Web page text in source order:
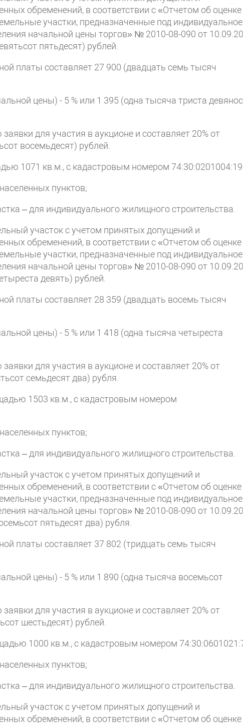
обременений, в соответствии с «Отчетом об оценке
участки, предназначенные под индивидуальное
начальной цены торгов» № 2010-08-090 от
пятьдесят) рублей.
платы составляет 27 900 (двадцать семь тысяч
цены) - 5 % или 1 395 (одна тысяча триста
для участия в аукционе и составляет 20% от
восемьдесят) рублей.
1071 кв.м., с кадастровым номером
пунктов;
– для индивидуального жилищного строительства.
участок с учетом принятых допущений и
обременений, в соответствии с «Отчетом об оценке
участки, предназначенные под индивидуальное
начальной цены торгов» № 2010-08-090 от
девять) рублей.
платы составляет 28 359 (двадцать восемь тысяч
цены) - 5 % или 1 418 (одна тысяча четыреста
для участия в аукционе и составляет 20% от
семьдесят два) рубля.
1503 кв.м., с кадастровым номером
пунктов;
– для индивидуального жилищного строительства.
участок с учетом принятых допущений и
обременений, в соответствии с «Отчетом об оценке
участки, предназначенные под индивидуальное
начальной цены торгов» № 2010-08-090 от
пятьдесят два) рубля.
платы составляет 37 802 (тридцать семь тысяч
цены) - 5 % или 1 890 (одна тысяча восемьсот
для участия в аукционе и составляет 20% от
шестьдесят) рублей.
1000 кв.м., с кадастровым номером
пунктов;
– для индивидуального жилищного строительства.
участок с учетом принятых допущений и
обременений, в соответствии с «Отчетом об оценке